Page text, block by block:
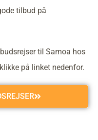
tilbud på
til Samoa hos
på linket nedenfor.